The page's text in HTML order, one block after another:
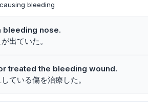
bleeding
bleeding nose.
出ていた。
treated the bleeding wound.
ている傷を治療した。